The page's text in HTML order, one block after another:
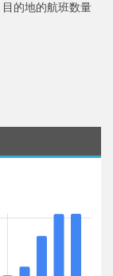
目的地的航班数量